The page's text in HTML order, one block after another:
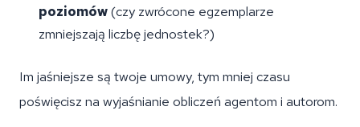
poziomów(czy zwrócone egzemplarze
zmniejszają liczbę jednostek?)
Im jaśniejsze są twoje umowy, tym mniej czasu
poświęcisz na wyjaśnianie obliczeń agentom i autorom.